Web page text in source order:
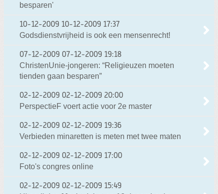
besparen'
10-12-2009 10-12-2009 17:37
Godsdienstvrijheid is ook een mensenrecht!
07-12-2009 07-12-2009 19:18
ChristenUnie-jongeren: “Religieuzen moeten
tienden gaan besparen”
02-12-2009 02-12-2009 20:00
PerspectieF voert actie voor 2e master
02-12-2009 02-12-2009 19:36
Verbieden minaretten is meten met twee maten
02-12-2009 02-12-2009 17:00
Foto's congres online
02-12-2009 02-12-2009 15:49